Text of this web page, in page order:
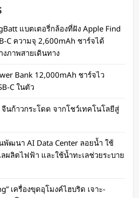
พัฒนา AI Data Center ลอย
ลื่นทะเลผลิตไฟฟ้า และใช้น้ำ
มร้อน
น ago
แบตเตอรี่กล้องที่ฝัง Apple Find
C ความจุ 2,600mAh ชาร์จได้
ภาพสายเดินทาง
Bank 12,000mAh ชาร์จไว
C ในตัว
นก้าวกระโดด จากโชว์เทคโนโลยีสู่
พัฒนา AI Data Center ลอยน้ำ ใช้
ผลิตไฟฟ้า และใช้น้ำทะเลช่วยระบาย
เครื่องขุดอุโมงค์ไฮบริด เจาะ-